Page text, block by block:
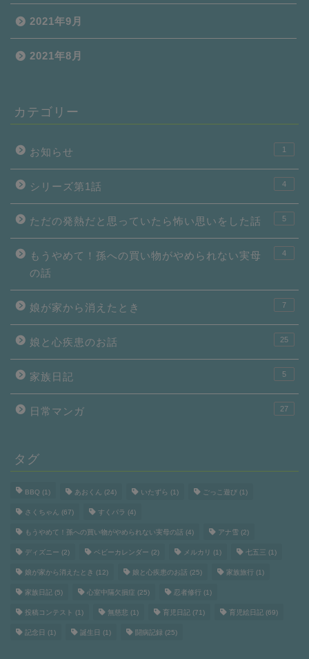
2021年9月
2021年8月
カテゴリー
お知らせ 1
シリーズ第1話 4
ただの発熱だと思っていたら怖い思いをした話 5
もうやめて！孫への買い物がやめられない実母
の話
4
娘が家から消えたとき 7
娘と心疾患のお話 25
家族日記 5
日常マンガ 27
タグ
BBQ (1) あおくん (24) いたずら (1) ごっこ遊び (1)
さくちゃん (67) すくパラ (4)
もうやめて！孫への買い物がやめられない実母の話 (4) アナ雪 (2)
ディズニー (2) ベビーカレンダー (2) メルカリ (1) 七五三 (1)
娘が家から消えたとき (12) 娘と心疾患のお話 (25) 家族旅行 (1)
家族日記 (5) 心室中隔欠損症 (25) 忍者修行 (1)
投稿コンテスト (1) 無慈悲 (1) 育児日記 (71) 育児絵日記 (69)
記念日 (1) 誕生日 (1) 闘病記録 (25)